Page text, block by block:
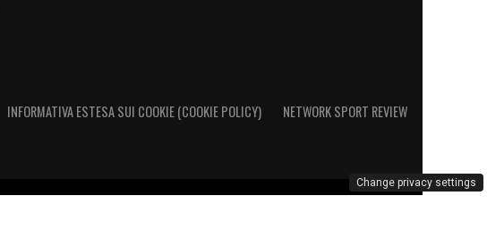
INFORMATIVA ESTESA SUI COOKIE (COOKIE POLICY) NETWORK SPORT REVIEW
Change privacy settings